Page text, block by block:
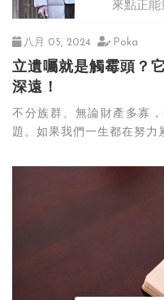
來點正能
八月 05, 2024 Poka
立遺囑就是觸霉頭？
深遠！
不分族群、無論財產多寡
題。如果我們一生都在努力